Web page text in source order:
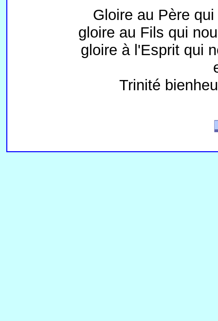
Gloire au Père
gloire au Fils qui
gloire à l'Esprit qui
Trinité